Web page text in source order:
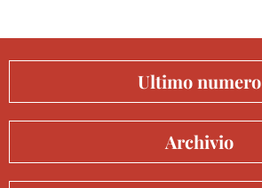
Ultimo numero
Archivio